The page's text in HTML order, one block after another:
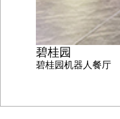
碧桂园
碧桂园机器人餐厅